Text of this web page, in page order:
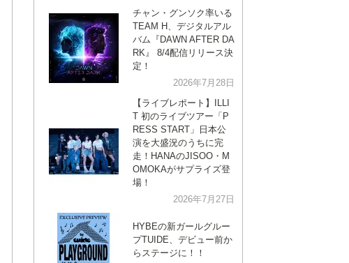
洋楽
VTuber ディズニー
チャン・グンソク率いる
TEAM H、デジタルアル
バム『DAWN AFTER DA
RK』 8/4配信リリース決
定！
2026年7月28日
【ライブレポート】ILLI
T 初のライブツアー「P
RESS START」日本公
演を大盛況のうちに完
走！HANAのJISOO・M
OMOKAがサプライズ登
場！
2026年7月27日
HYBEの新ガールグルー
プTUIDE、デビュー前か
らステージに！！